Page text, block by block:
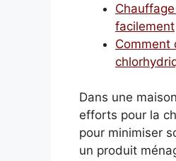
facilement
Comment
Dans une
efforts pour la
pour minimiser
un produit